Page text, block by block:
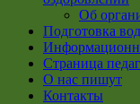
Об
Подготовка
Страница
О нас пишут
Контакты